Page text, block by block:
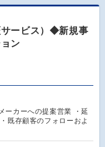
サービス）◆新規事
ン
ーカーへの提案営業 ・延
既存顧客のフォローおよ